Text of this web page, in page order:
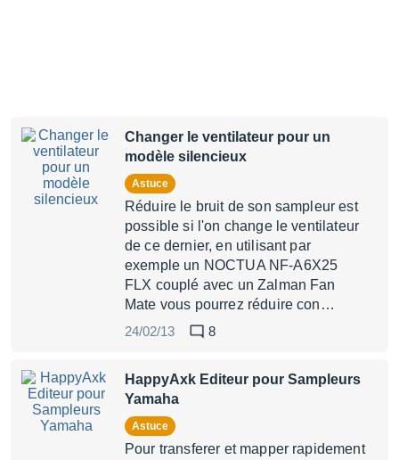
Changer le ventilateur pour un
modèle silencieux
Astuce
Réduire le bruit de son sampleur est
possible si l'on change le ventilateur
de ce dernier, en utilisant par
exemple un NOCTUA NF-A6X25
FLX couplé avec un Zalman Fan
Mate vous pourrez réduire con…
24/02/13
8
HappyAxk Editeur pour Sampleurs
Yamaha
Astuce
Pour transferer et mapper rapidement